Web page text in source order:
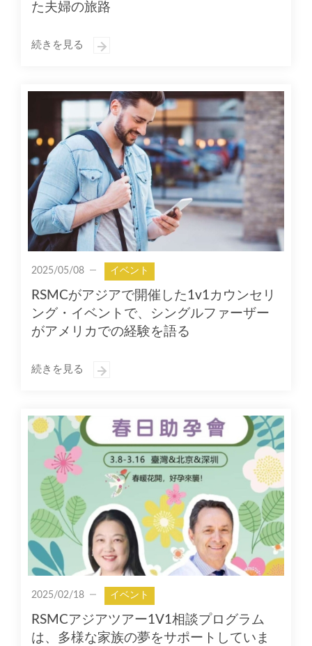
た夫婦の旅路
続きを見る
2025/05/08 イベント
RSMCがアジアで開催した1v1カウンセリ
ング・イベントで、シングルファーザー
がアメリカでの経験を語る
続きを見る
2025/02/18 イベント
RSMCアジアツアー1V1相談プログラム
は、多様な家族の夢をサポートしていま